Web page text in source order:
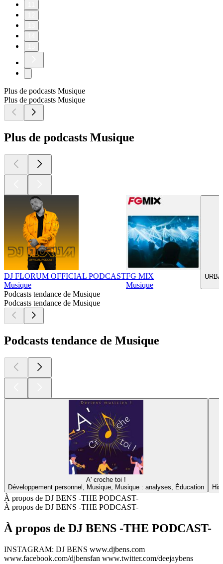
Plus de podcasts Musique
Plus de podcasts Musique
Plus de podcasts Musique
DJ FLORUM OFFICIAL PODCAST
Musique
FG MIX
Musique
Podcasts tendance de Musique
Podcasts tendance de Musique
Podcasts tendance de Musique
A' croche toi !
Développement personnel, Musique, Musique : analyses, Éducation
À propos de DJ BENS -THE PODCAST-
À propos de DJ BENS -THE PODCAST-
À propos de DJ BENS -THE PODCAST-
INSTAGRAM: DJ BENS www.djbens.com
www.facebook.com/djbensfan www.twitter.com/deejaybens